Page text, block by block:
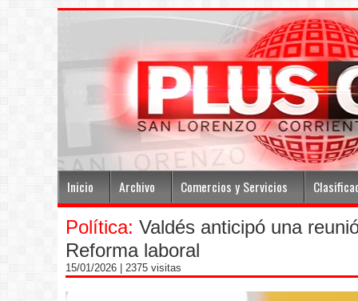
Inicio Archivo Comercios y Servicios
Política: Valdés anticipó una
Reforma laboral
15/01/2026 | 2375 visitas